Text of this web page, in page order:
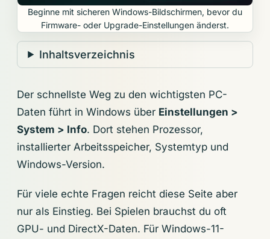
Beginne mit sicheren Windows-Bildschirmen, bevor du
Firmware- oder Upgrade-Einstellungen änderst.
Inhaltsverzeichnis
Der schnellste Weg zu den wichtigsten PC-
Daten führt in Windows über Einstellungen >
System > Info. Dort stehen Prozessor,
installierter Arbeitsspeicher, Systemtyp und
Windows-Version.
Für viele echte Fragen reicht diese Seite aber
nur als Einstieg. Bei Spielen brauchst du oft
GPU- und DirectX-Daten. Für Windows-11-